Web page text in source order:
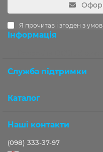
Я прочитав і згоден з
Інформація
Служба підтримки
Каталог
Наші контакти
(098) 333-37-97